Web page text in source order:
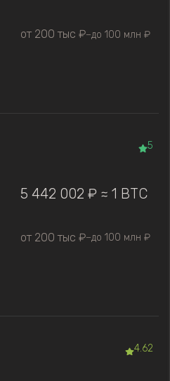
от 200 тыс ₽—до 100 млн ₽
5
5 442 002 ₽ ≈ 1 BTC
от 200 тыс ₽—до 100 млн ₽
4.62